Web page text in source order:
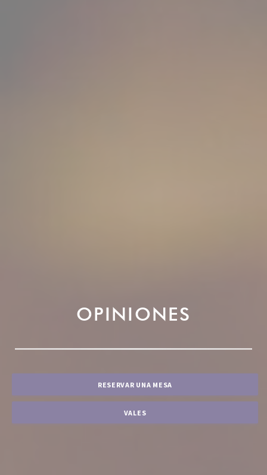
OPINIONES
RESERVAR UNA MESA
VALES